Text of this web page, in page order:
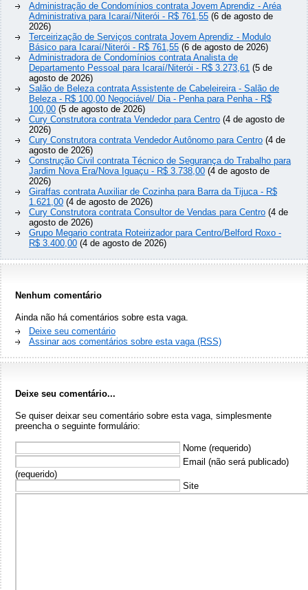
Administração de Condomínios contrata Jovem Aprendiz - Aréa
Administrativa para Icaraí/Niterói - R$ 761,55 (6 de agosto de
2026)
Terceirização de Serviços contrata Jovem Aprendiz - Modulo
Básico para Icaraí/Niterói - R$ 761,55 (6 de agosto de 2026)
Administradora de Condomínios contrata Analista de
Departamento Pessoal para Icaraí/Niterói - R$ 3.273,61 (5 de
agosto de 2026)
Salão de Beleza contrata Assistente de Cabeleireira - Salão de
Beleza - R$ 100,00 Negociável/ Dia - Penha para Penha - R$
100,00 (5 de agosto de 2026)
Cury Construtora contrata Vendedor para Centro (4 de agosto de
2026)
Cury Construtora contrata Vendedor Autônomo para Centro (4 de
agosto de 2026)
Construção Civil contrata Técnico de Segurança do Trabalho para
Jardim Nova Era/Nova Iguaçu - R$ 3.738,00 (4 de agosto de
2026)
Giraffas contrata Auxiliar de Cozinha para Barra da Tijuca - R$
1.621,00 (4 de agosto de 2026)
Cury Construtora contrata Consultor de Vendas para Centro (4 de
agosto de 2026)
Grupo Megario contrata Roteirizador para Centro/Belford Roxo -
R$ 3.400,00 (4 de agosto de 2026)
Nenhum comentário
Ainda não há comentários sobre esta vaga.
Deixe seu comentário
Assinar aos comentários sobre esta vaga (RSS)
Deixe seu comentário...
Se quiser deixar seu comentário sobre esta vaga, simplesmente
preencha o seguinte formulário:
Nome (requerido)
Email (não será publicado)
(requerido)
Site